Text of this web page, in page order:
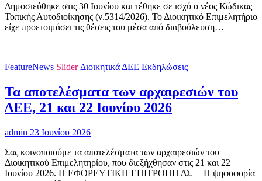
Δημοσιεύθηκε στις 30 Ιουνίου και τέθηκε σε ισχύ ο νέος Κώδικας
Τοπικής Αυτοδιοίκησης (ν.5314/2026). Το Διοικητικό Επιμελητήριο
είχε προετοιμάσει τις θέσεις του μέσα από διαβούλευση…
FeatureNews Slider Διοικητικά ΔΕΕ Εκδηλώσεις
Τα αποτελέσματα των αρχαιρεσιών του
ΔΕΕ, 21 και 22 Ιουνίου 2026
admin 23 Ιουνίου 2026
Σας κοινοποιούμε τα αποτελέσματα των αρχαιρεσιών του
Διοικητικού Επιμελητηρίου, που διεξήχθησαν στις 21 και 22
Ιουνίου 2026. Η ΕΦΟΡΕΥΤΙΚΗ ΕΠΙΤΡΟΠΗ ΔΣ H ψηφοφορία